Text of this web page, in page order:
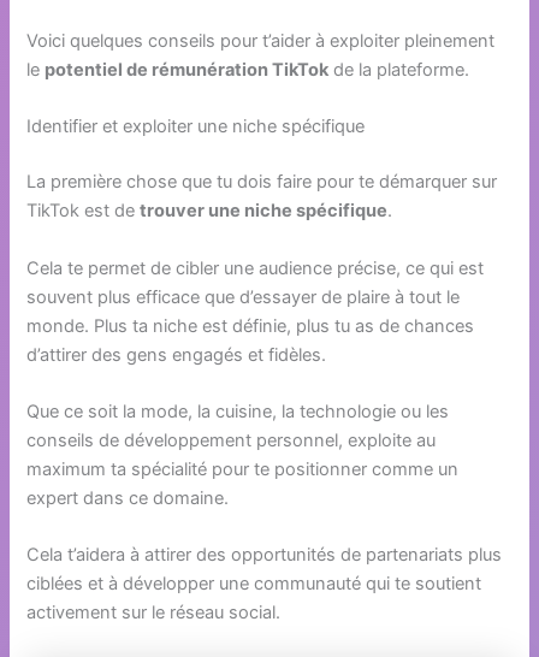
Voici quelques conseils pour t’aider à exploiter pleinement
le potentiel de rémunération TikTok de la plateforme.
Identifier et exploiter une niche spécifique
La première chose que tu dois faire pour te démarquer sur
TikTok est detrouver une niche spécifique.
Cela te permet de cibler une audience précise, ce qui est
souvent plus efficace que d’essayer de plaire à tout le
monde. Plus ta niche est définie, plus tu as de chances
d’attirer des gens engagés et fidèles.
Que ce soit la mode, la cuisine, la technologie ou les
conseils de développement personnel, exploite au
maximum ta spécialité pour te positionner comme un
expert dans ce domaine.
Cela t’aidera à attirer des opportunités de partenariats plus
ciblées et à développer une communauté qui te soutient
activement sur le réseau social.